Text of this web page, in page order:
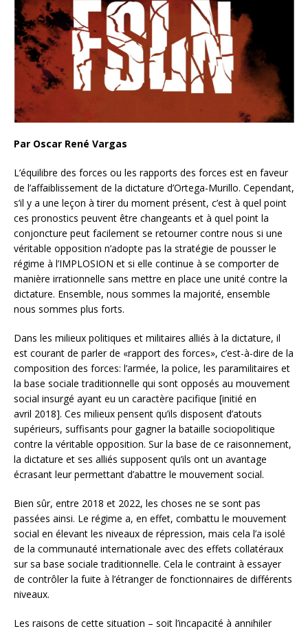
Par Oscar René Vargas
L’équilibre des forces ou les rapports des forces est en faveur
de l’affaiblissement de la dictature d’Ortega-Murillo. Cependant,
s’il y a une leçon à tirer du moment présent, c’est à quel point
ces pronostics peuvent être changeants et à quel point la
conjoncture peut facilement se retourner contre nous si une
véritable opposition n’adopte pas la stratégie de pousser le
régime à l’IMPLOSION et si elle continue à se comporter de
manière irrationnelle sans mettre en place une unité contre la
dictature. Ensemble, nous sommes la majorité, ensemble
nous sommes plus forts.
Dans les milieux politiques et militaires alliés à la dictature, il
est courant de parler de «rapport des forces», c’est-à-dire de la
composition des forces: l’armée, la police, les paramilitaires et
la base sociale traditionnelle qui sont opposés au mouvement
social insurgé ayant eu un caractère pacifique [initié en
avril 2018]. Ces milieux pensent qu’ils disposent d’atouts
supérieurs, suffisants pour gagner la bataille sociopolitique
contre la véritable opposition. Sur la base de ce raisonnement,
la dictature et ses alliés supposent qu’ils ont un avantage
écrasant leur permettant d’abattre le mouvement social.
Bien sûr, entre 2018 et 2022, les choses ne se sont pas
passées ainsi. Le régime a, en effet, combattu le mouvement
social en élevant les niveaux de répression, mais cela l’a isolé
de la communauté internationale avec des effets collatéraux
sur sa base sociale traditionnelle. Cela le contraint à essayer
de contrôler la fuite à l’étranger de fonctionnaires de différents
niveaux.
Les raisons de cette situation – soit l’incapacité à annihiler